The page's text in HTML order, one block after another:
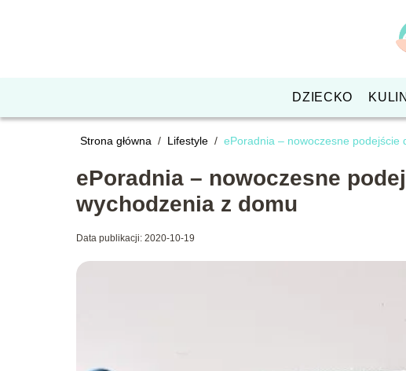
DZIECKO
Strona główna / Lifestyle / ePoradnia – nowoczesne podejście
ePoradnia – nowoczesne
wychodzenia z domu
Data publikacji: 2020-10-19